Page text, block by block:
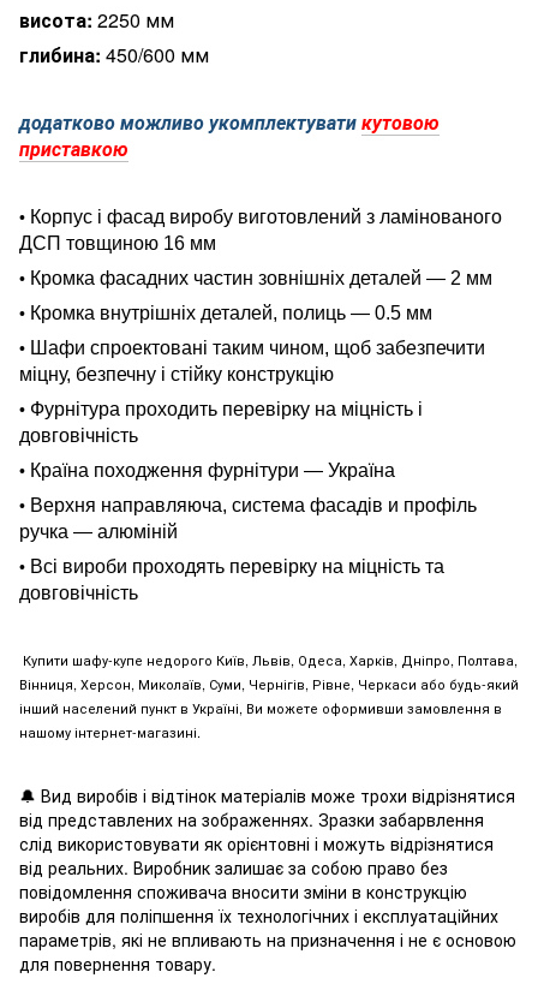
висота: 2250 мм
глибина: 450/600 мм
додатково можливо укомплектуватикутовою
приставкою
• Корпус і фасад виробу виготовлений з ламінованого
ДСП товщиною 16 мм
• Кромка фасадних частин зовнішніх деталей — 2 мм
• Кромка внутрішніх деталей, полиць — 0.5 мм
• Шафи спроектовані таким чином, щоб забезпечити
міцну, безпечну і стійку конструкцію
• Фурнітура проходить перевірку на міцність і
довговічність
• Країна походження фурнітури — Україна
• Верхня направляюча, система фасадів и профіль
ручка — алюміній
• Всі вироби проходять перевірку на міцність та
довговічність
Купити шафу-купе недорого Київ, Львів, Одеса, Харків, Дніпро, Полтава,
Вінниця, Херсон, Миколаїв, Суми, Чернігів, Рівне, Черкаси або будь-який
інший населений пункт в Україні, Ви можете оформивши замовлення в
нашому інтернет-магазині.
🔔 Вид виробів і відтінок матеріалів може трохи відрізнятися
від представлених на зображеннях. Зразки забарвлення
слід використовувати як орієнтовні і можуть відрізнятися
від реальних. Виробник залишає за собою право без
повідомлення споживача вносити зміни в конструкцію
виробів для поліпшення їх технологічних і експлуатаційних
параметрів, які не впливають на призначення і не є основою
для повернення товару.